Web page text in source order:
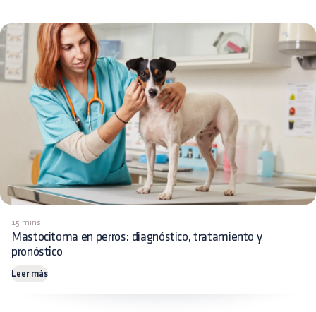
15 mins
Mastocitoma en perros: diagnóstico, tratamiento y
pronóstico
Leer más